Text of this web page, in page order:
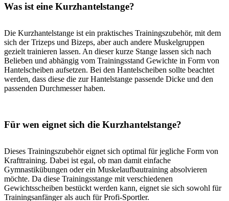
Was ist eine Kurzhantelstange?
Die Kurzhantelstange ist ein praktisches Trainingszubehör, mit dem
sich der Trizeps und Bizeps, aber auch andere Muskelgruppen
gezielt trainieren lassen. An dieser kurze Stange lassen sich nach
Belieben und abhängig vom Trainingsstand Gewichte in Form von
Hantelscheiben aufsetzen. Bei den Hantelscheiben sollte beachtet
werden, dass diese die zur Hantelstange passende Dicke und den
passenden Durchmesser haben.
Für wen eignet sich die Kurzhantelstange?
Dieses Trainingszubehör eignet sich optimal für jegliche Form von
Krafttraining. Dabei ist egal, ob man damit einfache
Gymnastikübungen oder ein Muskelaufbautraining absolvieren
möchte. Da diese Trainingsstange mit verschiedenen
Gewichtsscheiben bestückt werden kann, eignet sie sich sowohl für
Trainingsanfänger als auch für Profi-Sportler.